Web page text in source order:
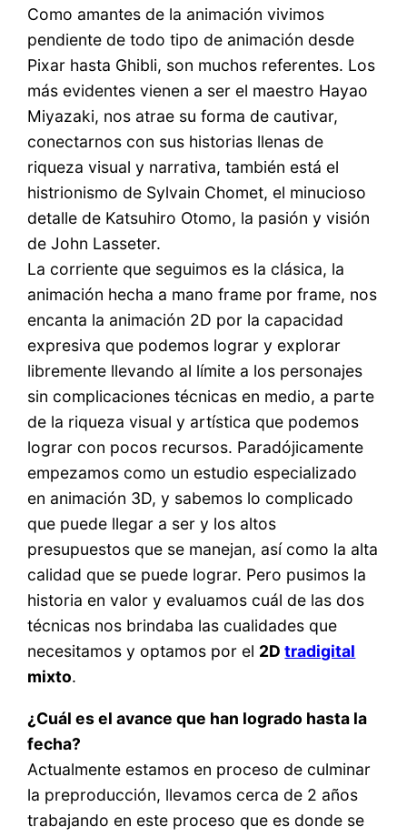
Como amantes de la animación vivimos
pendiente de todo tipo de animación desde
Pixar hasta Ghibli, son muchos referentes. Los
más evidentes vienen a ser el maestro Hayao
Miyazaki, nos atrae su forma de cautivar,
conectarnos con sus historias llenas de
riqueza visual y narrativa, también está el
histrionismo de Sylvain Chomet, el minucioso
detalle de Katsuhiro Otomo, la pasión y visión
de John Lasseter.
La corriente que seguimos es la clásica, la
animación hecha a mano frame por frame, nos
encanta la animación 2D por la capacidad
expresiva que podemos lograr y explorar
libremente llevando al límite a los personajes
sin complicaciones técnicas en medio, a parte
de la riqueza visual y artística que podemos
lograr con pocos recursos. Paradójicamente
empezamos como un estudio especializado
en animación 3D, y sabemos lo complicado
que puede llegar a ser y los altos
presupuestos que se manejan, así como la alta
calidad que se puede lograr. Pero pusimos la
historia en valor y evaluamos cuál de las dos
técnicas nos brindaba las cualidades que
necesitamos y optamos por el 2Dtradigital
mixto.
¿Cuál es el avance que han logrado hasta la
fecha?
Actualmente estamos en proceso de culminar
la preproducción, llevamos cerca de 2 años
trabajando en este proceso que es donde se